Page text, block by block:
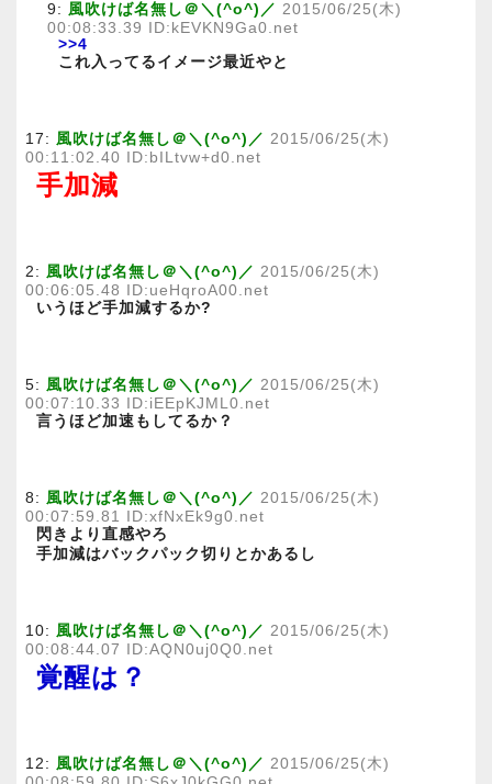
9: 風吹けば名無し＠＼(^o^)／ 2015/06/25(木)
00:08:33.39 ID:kEVKN9Ga0.net
>>4
これ入ってるイメージ最近やと
17: 風吹けば名無し＠＼(^o^)／ 2015/06/25(木)
00:11:02.40 ID:bILtvw+d0.net
手加減
2: 風吹けば名無し＠＼(^o^)／ 2015/06/25(木)
00:06:05.48 ID:ueHqroA00.net
いうほど手加減するか?
5: 風吹けば名無し＠＼(^o^)／ 2015/06/25(木)
00:07:10.33 ID:iEEpKJML0.net
言うほど加速もしてるか？
8: 風吹けば名無し＠＼(^o^)／ 2015/06/25(木)
00:07:59.81 ID:xfNxEk9g0.net
閃きより直感やろ
手加減はバックパック切りとかあるし
10: 風吹けば名無し＠＼(^o^)／ 2015/06/25(木)
00:08:44.07 ID:AQN0uj0Q0.net
覚醒は？
12: 風吹けば名無し＠＼(^o^)／ 2015/06/25(木)